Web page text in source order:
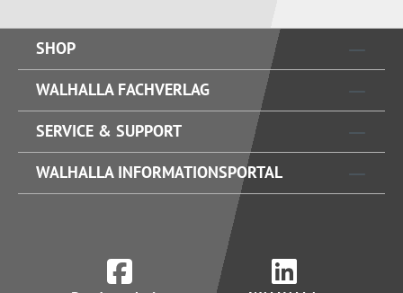
SHOP
WALHALLA FACHVERLAG
SERVICE & SUPPORT
WALHALLA INFORMATIONSPORTAL